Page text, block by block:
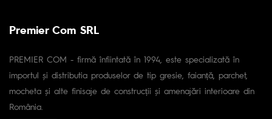
Premier Com SRL
PREMIER COM - firmă înfiintată în 1994, este specializată în
importul și distributia produselor de tip gresie, faianță, parchet,
mocheta și alte finisaje de construcții și amenajări interioare din
România.